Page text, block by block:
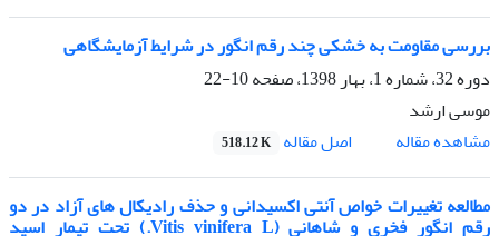
بررسی مقاومت به خشکی چند رقم انگور در شرایط آزمایشگاهی
دوره 32، شماره 1، بهار 1398، صفحه
10-22
موسی ارشد
مشاهده مقاله
اصل مقاله 518.12 K
مطالعه تغییرات خواص آنتی اکسیدانی و حذف رادیکال های آزاد در دو
رقم انگور فخری و شاهانی (Vitis vinifera L.) تحت تیمار اسید